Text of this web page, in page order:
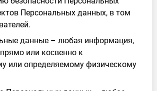
Персональных данных, в том
данные – любая информация,
или косвенно к
или определяемому физическому